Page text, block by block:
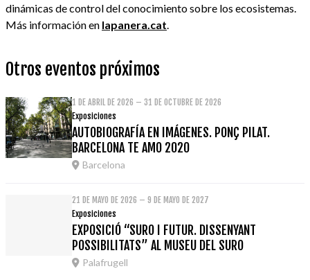
dinámicas de control del conocimiento sobre los ecosistemas.
Más información en lapanera.cat.
Otros eventos próximos
1 DE ABRIL DE 2026 – 31 DE OCTUBRE DE 2026
Exposiciones
AUTOBIOGRAFÍA EN IMÁGENES. PONÇ PILAT.
BARCELONA TE AMO 2020
Barcelona
21 DE MAYO DE 2026 – 9 DE MAYO DE 2027
Exposiciones
EXPOSICIÓ “SURO I FUTUR. DISSENYANT
POSSIBILITATS” AL MUSEU DEL SURO
Palafrugell